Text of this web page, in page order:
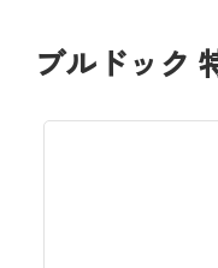
ブルドック